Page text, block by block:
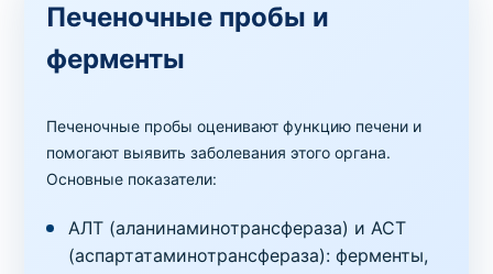
Код Срок Где можно сдать
на дому
Цена
Пакет № 2.2.1 Печеночные пробы (АЛТ, АСТ,
ГГТ, билирубин прямой и общий, щелочная
фосфатаза)
1 день в клинике,на дому 810 грн
Печеночные пробы и
ферменты
Печеночные пробы оценивают функцию печени и
помогают выявить заболевания этого органа.
Основные показатели:
АЛТ (аланинаминотрансфераза) и АСТ
(аспартатаминотрансфераза): ферменты,